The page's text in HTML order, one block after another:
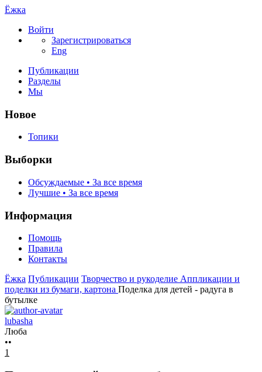
Ёжка
Войти
Зарегистрироваться
Eng
Публикации
Разделы
Мы
Новое
Топики
Выборки
Обсуждаемые • За все время
Лучшие • За все время
Информация
Помощь
Правила
Контакты
Ёжка Публикации Творчество и рукоделие Аппликации и
поделки из бумаги, картона Поделка для детей - радуга в
бутылке
lubasha
Люба
••
1